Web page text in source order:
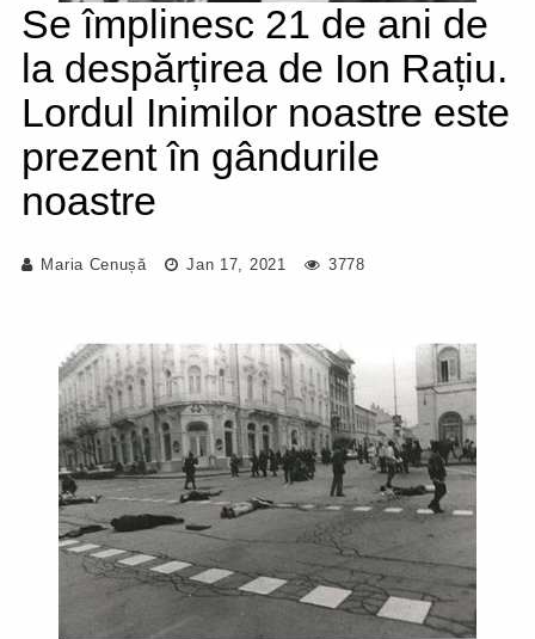
Se împlinesc 21 de ani de
la despărțirea de Ion Rațiu.
Lordul Inimilor noastre este
prezent în gândurile
noastre
Maria Cenușă Jan 17, 2021 3778